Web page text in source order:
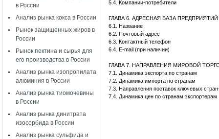
в России
Анализ рынка кокса в России
Рынок защищенных жиров в
России
Рынок пектина и сырья для
его производства в России
Анализ рынка изопропилата
алюминия в России
Анализ рынка тиомочевины
в России
Анализ рынка динитрата
изосорбида в России
Анализ рынка сульфида и
5.4. Компании-потребители
ГЛАВА 6. АДРЕСНАЯ БАЗА
6.1. Название
6.2. Почтовый адрес
6.3. Контактный телефон
6.4. E-mail (при наличии)
ГЛАВА 7. НАПРАВЛЕНИЯ МИРОВОЙ
7.1. Динамика экспорта по странам
7.2. Динамика импорта по странам
7.3. Направления поставок ключевых
7.4. Динамика цен по странам экспортерам